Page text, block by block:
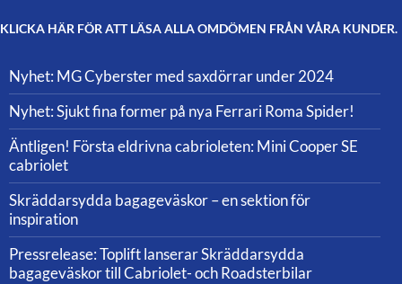
KLICKA HÄR FÖR ATT LÄSA ALLA OMDÖMEN FRÅN VÅRA KUNDER.
Nyhet: MG Cyberster med saxdörrar under 2024
Nyhet: Sjukt fina former på nya Ferrari Roma Spider!
Äntligen! Första eldrivna cabrioleten: Mini Cooper SE
cabriolet
Skräddarsydda bagageväskor – en sektion för
inspiration
Pressrelease: Toplift lanserar Skräddarsydda
bagageväskor till Cabriolet- och Roadsterbilar